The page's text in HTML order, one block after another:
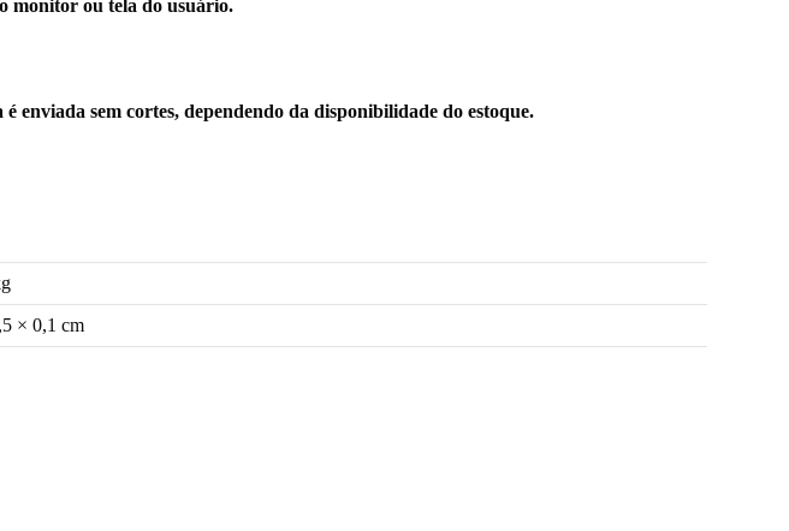
monitor ou tela do usuário.
enviada sem cortes, dependendo da disponibilidade do estoque.
× 0,1 cm